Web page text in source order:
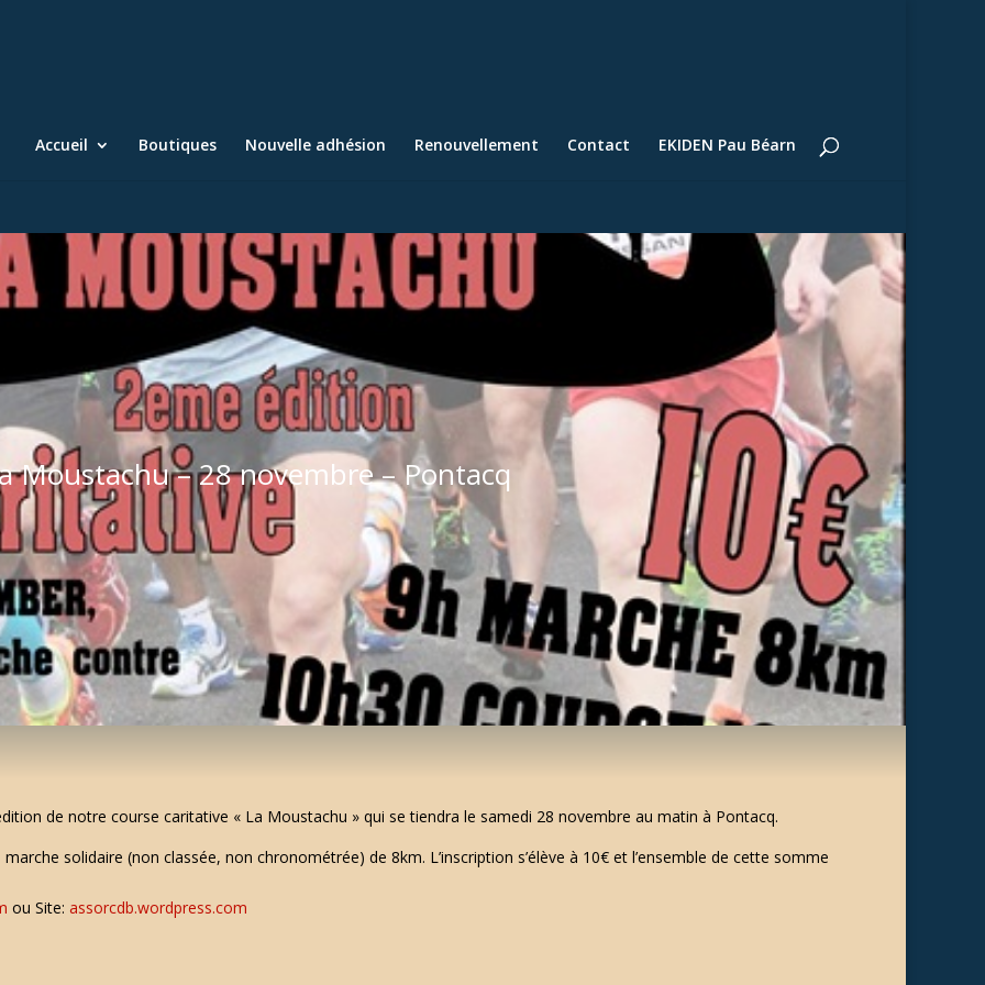
Accueil Boutiques Nouvelle adhésion Renouvellement Contact EKIDEN Pau Béarn
Moustachu – 28 novembre – Pontacq
de notre course caritative « La Moustachu » qui se tiendra le samedi 28 novembre au matin à Pontacq.
solidaire (non classée, non chronométrée) de 8km. L’inscription s’élève à 10€ et l’ensemble de cette somme
ou Site: assorcdb.wordpress.com